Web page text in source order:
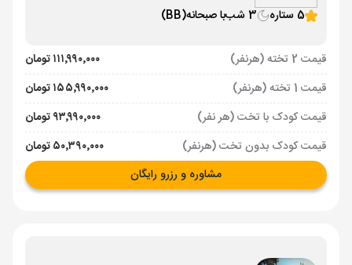
5 ستاره
3 شب با صبحانه(BB)
قیمت 2 تخته (هرنفر)
۱۱۱٬۹۹۰٬۰۰۰ تومان
قیمت 1 تخته (هرنفر)
۱۵۵٬۹۹۰٬۰۰۰ تومان
قیمت کودک با تخت (هر نفر)
۹۳٬۹۹۰٬۰۰۰ تومان
قیمت کودک بدون تخت (هرنفر)
۵۰٬۳۹۰٬۰۰۰ تومان
مشاوره و رزرو رایگان